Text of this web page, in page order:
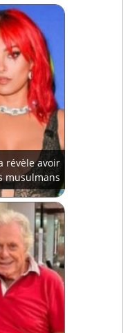
révèle avoir
musulmans